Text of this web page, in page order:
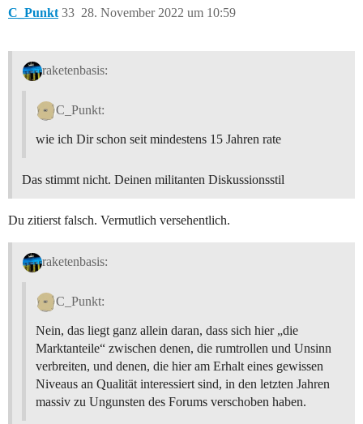
C_Punkt 28. November 2022 um 10:59
33
raketenbasis:
C_Punkt:
wie ich Dir schon seit mindestens 15 Jahren rate
Das stimmt nicht. Deinen militanten Diskussionsstil
Du zitierst falsch. Vermutlich versehentlich.
raketenbasis:
C_Punkt:
Nein, das liegt ganz allein daran, dass sich hier „die
Marktanteile“ zwischen denen, die rumtrollen und Unsinn
verbreiten, und denen, die hier am Erhalt eines gewissen
Niveaus an Qualität interessiert sind, in den letzten Jahren
massiv zu Ungunsten des Forums verschoben haben.